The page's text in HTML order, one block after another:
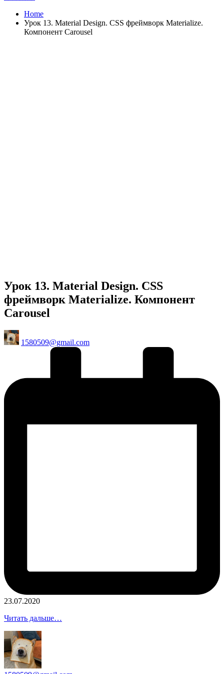
Home
Урок 13. Material Design. CSS фреймворк Materialize.
Компонент Carousel
Урок 13. Material Design. CSS
фреймворк Materialize. Компонент
Carousel
Posted
by
1580509@gmail.com
23.07.2020
Читать дальше…